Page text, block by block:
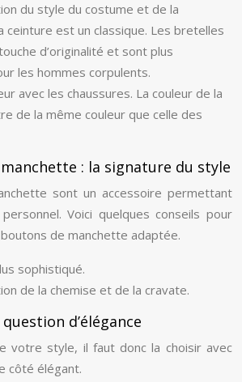
du style du costume et de la
ceinture est un classique. Les bretelles
d’originalité et sont plus
les hommes corpulents.
avec les chaussures. La couleur de la
de la même couleur que celle des
: la signature du style
sont un accessoire permettant
Voici quelques conseils pour
de manchette adaptée.
sophistiqué.
de la chemise et de la cravate.
d’élégance
votre style, il faut donc la choisir avec
côté élégant.